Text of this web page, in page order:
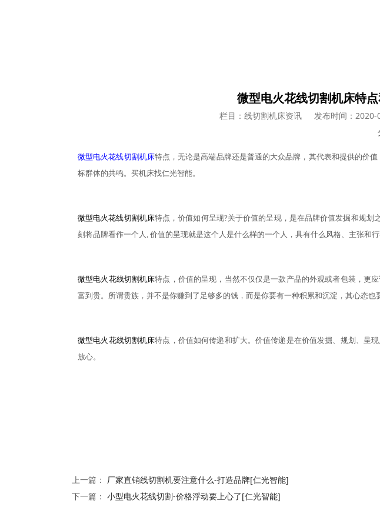
微型电火花线切割机床特
栏目：线切割机床资讯 发布时间：2020-
微型电火花线切割机床特点，无论是高端品牌还是普通的大众品牌，其代表和提供的价值
标群体的共鸣。买机床找仁光智能。
微型电火花线切割机床特点，价值如何呈现?关于价值的呈现，是在品牌价值发掘和规划
刻将品牌看作一个人, 价值的呈现就是这个人是什么样的一个人，具有什么风格、主张和行
微型电火花线切割机床特点，价值的呈现，当然不仅仅是一款产品的外观或者包装，更
富到贵。所谓贵族，并不是你赚到了足够多的钱，而是你要有一种积累和沉淀，其心态也
微型电火花线切割机床特点，价值如何传递和扩大。价值传递是在价值发掘、规划、呈
放心。
上一篇： 厂家直销线切割机要注意什么-打造品牌[仁光智能]
下一篇： 小型电火花线切割-价格浮动要上心了[仁光智能]